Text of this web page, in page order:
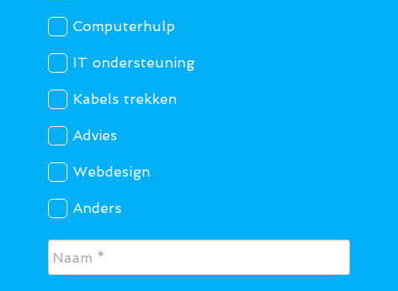
Computerhulp
IT ondersteuning
Kabels trekken
Advies
Webdesign
Anders